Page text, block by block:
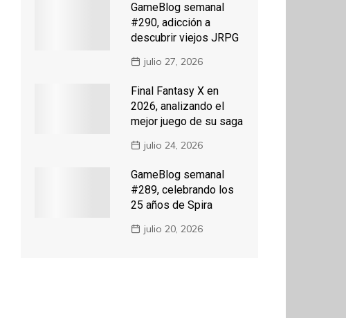
GameBlog semanal
#290, adicción a
descubrir viejos JRPG
julio 27, 2026
Final Fantasy X en
2026, analizando el
mejor juego de su saga
julio 24, 2026
GameBlog semanal
#289, celebrando los
25 años de Spira
julio 20, 2026